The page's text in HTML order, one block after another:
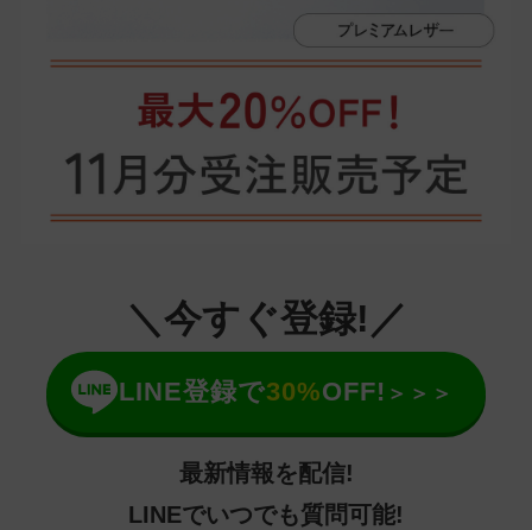
＼今すぐ登録!／
LINE登録で30%OFF! ＞＞＞
最新情報を配信!
LINEでいつでも質問可能!